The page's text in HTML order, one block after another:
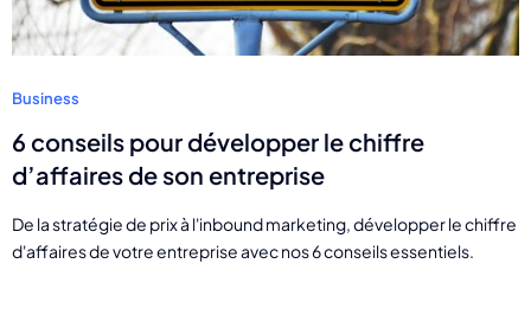
Business
6 conseils pour développer le chiffre
d’affaires de son entreprise
De la stratégie de prix à l'inbound marketing, développer le chiffre
d'affaires de votre entreprise avec nos 6 conseils essentiels.